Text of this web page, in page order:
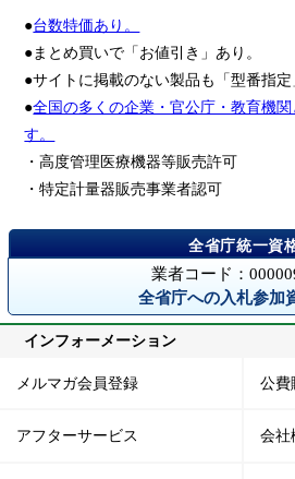
●台数特価あり。
●まとめ買いで「お値引き」あり。
●サイトに掲載のない製品も「型番指定
●全国の多くの企業・官公庁・教育機
す。
・高度管理医療機器等販売許可
・特定計量器販売事業者認可
業者コード：
全省庁への入札参加
インフォーメーション
メルマガ会員登録 公費
アフターサービス 会社